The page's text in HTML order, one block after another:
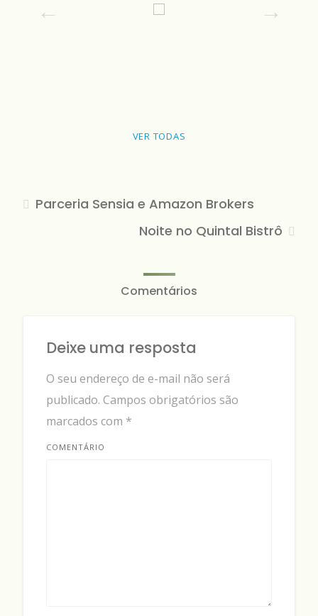
VER TODAS
Parceria Sensia e Amazon Brokers
Noite no Quintal Bistrô
Comentários
Deixe uma resposta
O seu endereço de e-mail não será
publicado. Campos obrigatórios são
marcados com *
COMENTÁRIO